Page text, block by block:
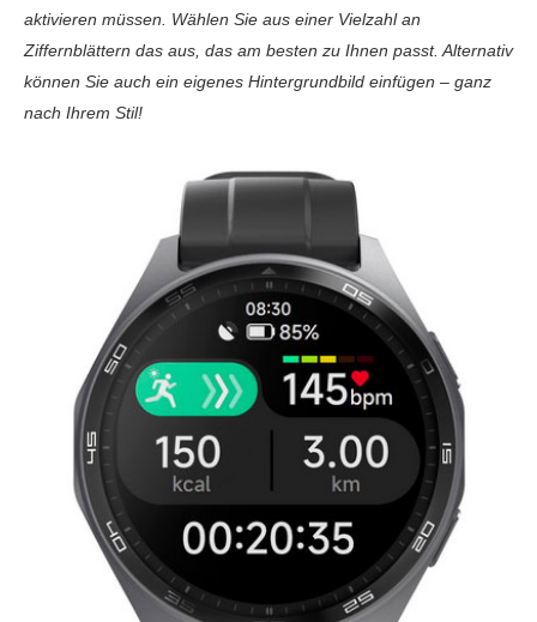
aktivieren müssen. Wählen Sie aus einer Vielzahl an
Ziffernblättern das aus, das am besten zu Ihnen passt. Alternativ
können Sie auch ein eigenes Hintergrundbild einfügen – ganz
nach Ihrem Stil!